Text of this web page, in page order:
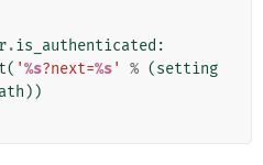
.is_authenticated :
( '%s?next=%s' % (setting
))